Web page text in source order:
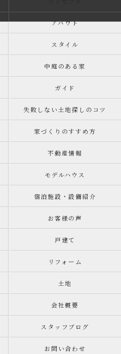
アバウト
スタイル
中庭のある家
ガイド
失敗しない土地探しのコツ
家づくりのすすめ方
不動産情報
モデルハウス
宿泊施設・設備紹介
お客様の声
戸建て
リフォーム
土地
会社概要
スタッフブログ
お問い合わせ